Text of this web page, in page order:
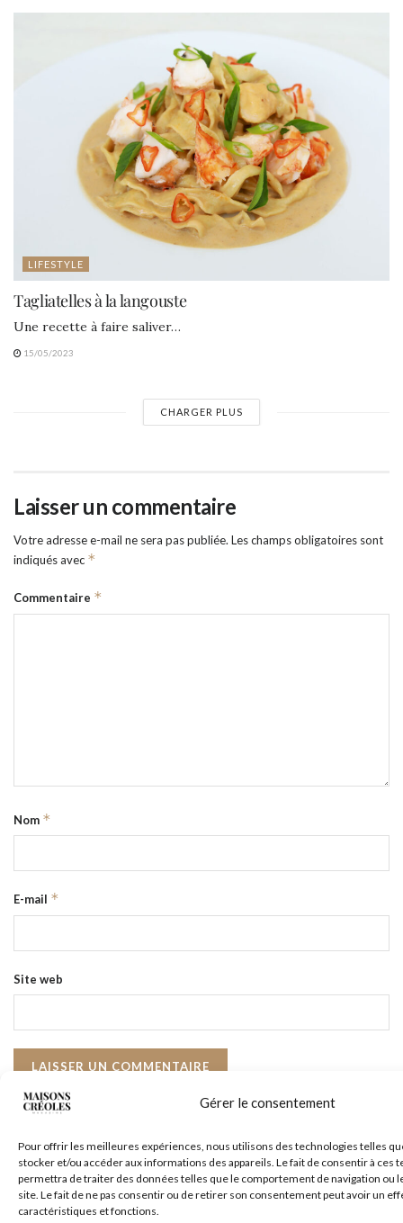
Gérer le consentement
Pour offrir les meilleures expériences, nous utilisons des technologies telles
stocker et/ou accéder aux informations des appareils. Le fait de consentir à ces
permettra de traiter des données telles que le comportement de navigation ou
site. Le fait de ne pas consentir ou de retirer son consentement peut avoir un
caractéristiques et fonctions.
LIFESTYLE
Tagliatelles à la langouste
Une recette à faire saliver…
15/05/2023
CHARGER PLUS
Laisser un commentaire
Votre adresse e-mail ne sera pas publiée. Les champs obligatoires sont
indiqués avec *
Commentaire *
Nom *
E-mail *
Site web